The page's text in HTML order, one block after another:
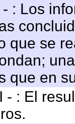
: Los
que se
que en
- : El